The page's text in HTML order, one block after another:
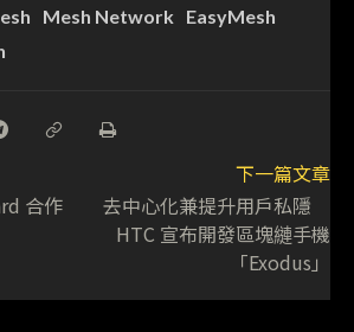
Mesh Network
EasyMesh
合作
下一篇文章
去中心化兼提升用戶私隱
HTC 宣布開發區塊縺手機
「Exodus」